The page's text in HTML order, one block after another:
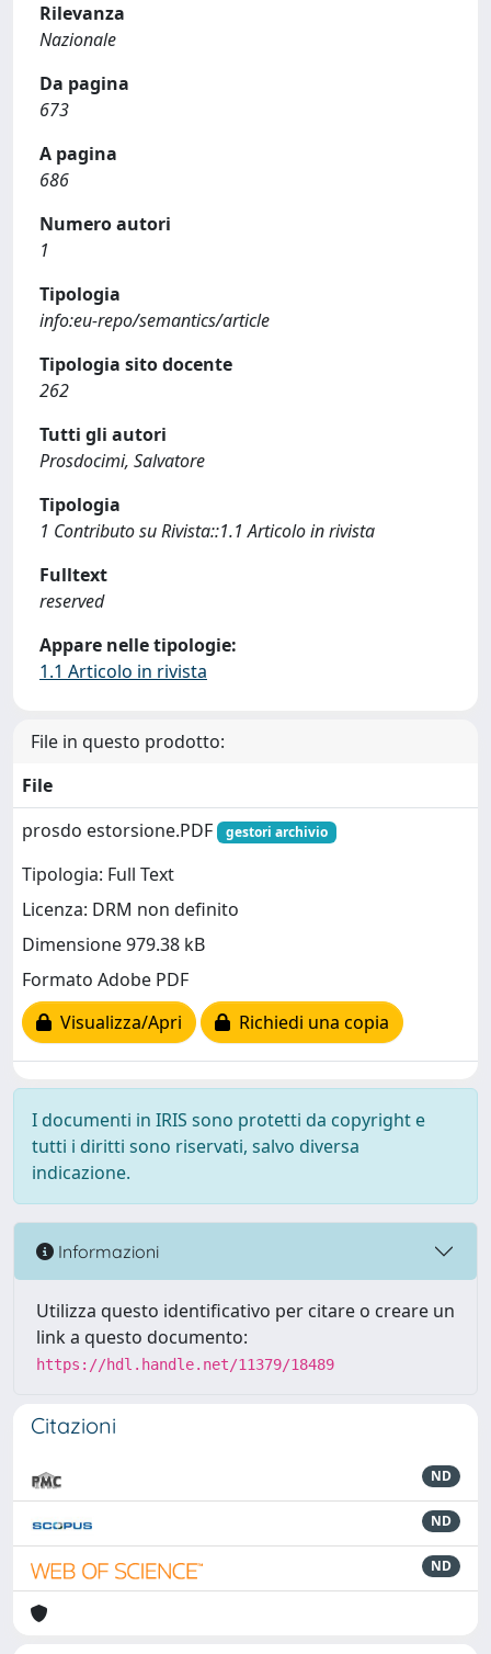
Rilevanza
Nazionale
Da pagina
673
A pagina
686
Numero autori
1
Tipologia
info:eu-repo/semantics/article
Tipologia sito docente
262
Tutti gli autori
Prosdocimi, Salvatore
Tipologia
1 Contributo su Rivista::1.1 Articolo in rivista
Fulltext
reserved
Appare nelle tipologie:
1.1 Articolo in rivista
File in questo prodotto:
File
prosdo estorsione.PDF
gestori archivio
Tipologia: Full Text
Licenza: DRM non definito
Dimensione 979.38 kB
Formato Adobe PDF
Visualizza/Apri
Richiedi una copia
I documenti in IRIS sono protetti da copyright e
tutti i diritti sono riservati, salvo diversa
indicazione.
Informazioni
Utilizza questo identificativo per citare o creare un
link a questo documento:
https://hdl.handle.net/11379/18489
Citazioni
ND
ND
ND